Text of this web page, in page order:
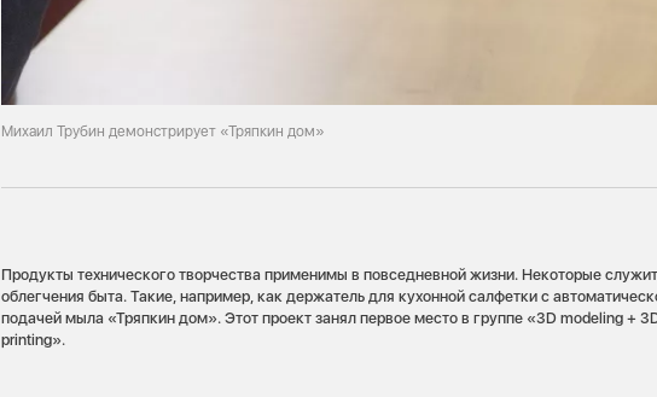
Михаил Трубин демонстрирует «Тряпкин дом»
Продукты технического творчества применимы в повседневной жизни. Некоторые
облегчения быта. Такие, например, как держатель для кухонной салфетки с
подачей мыла «Тряпкин дом». Этот проект занял первое место в группе «3D modeling +
printing».